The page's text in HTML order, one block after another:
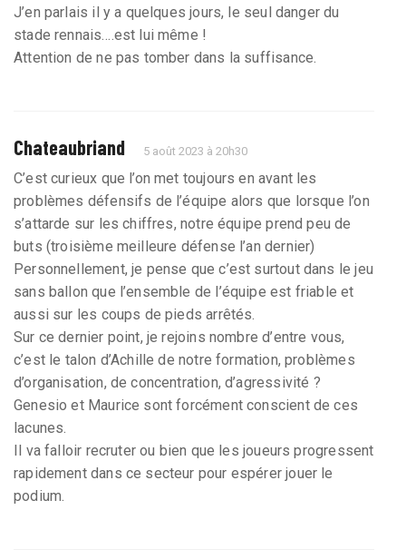
J’en parlais il y a quelques jours, le seul danger du
stade rennais….est lui même !
Attention de ne pas tomber dans la suffisance.
Chateaubriand 5 août 2023 à 20h30
C’est curieux que l’on met toujours en avant les
problèmes défensifs de l’équipe alors que lorsque l’on
s’attarde sur les chiffres, notre équipe prend peu de
buts (troisième meilleure défense l’an dernier)
Personnellement, je pense que c’est surtout dans le jeu
sans ballon que l’ensemble de l’équipe est friable et
aussi sur les coups de pieds arrêtés.
Sur ce dernier point, je rejoins nombre d’entre vous,
c’est le talon d’Achille de notre formation, problèmes
d’organisation, de concentration, d’agressivité ?
Genesio et Maurice sont forcément conscient de ces
lacunes.
Il va falloir recruter ou bien que les joueurs progressent
rapidement dans ce secteur pour espérer jouer le
podium.